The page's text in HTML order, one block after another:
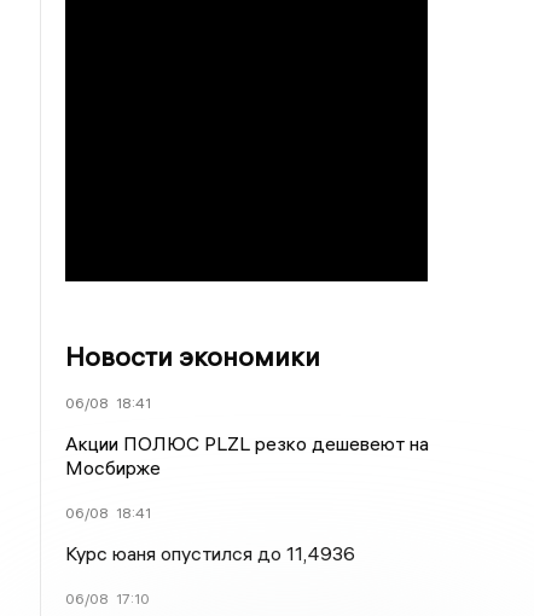
Новости экономики
06/08 18:41
Акции ПОЛЮС PLZL резко дешевеют на
Мосбирже
06/08 18:41
Курс юаня опустился до 11,4936
06/08 17:10